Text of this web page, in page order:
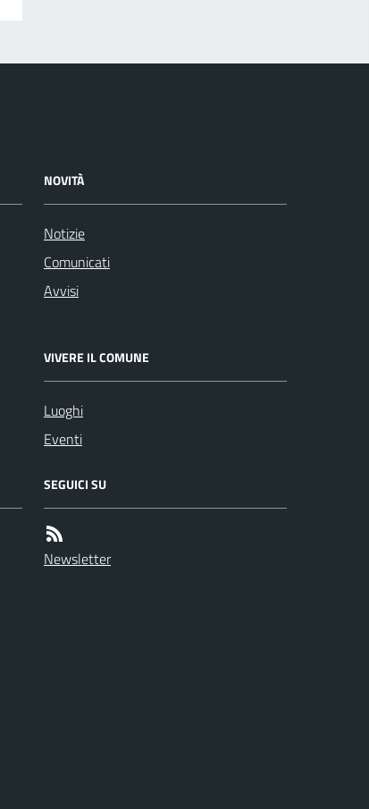
NOVITÀ
Notizie
Comunicati
Avvisi
VIVERE IL COMUNE
Luoghi
Eventi
SEGUICI SU
Newsletter